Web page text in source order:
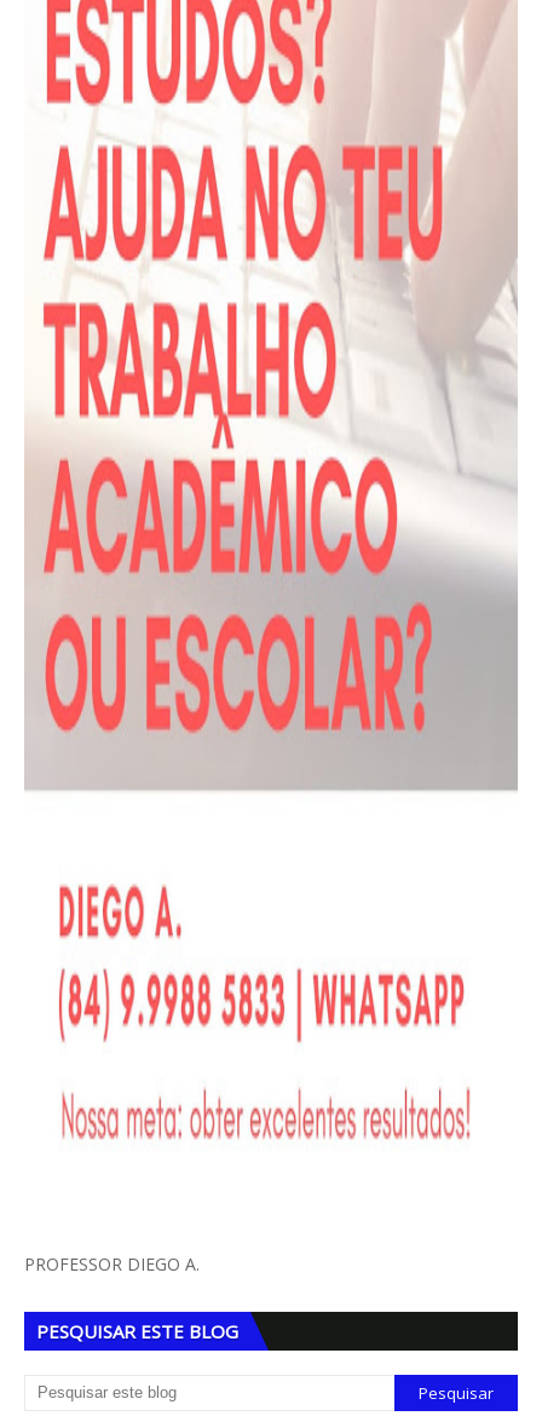
PROFESSOR DIEGO A.
PESQUISAR ESTE BLOG